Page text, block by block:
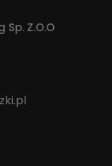
Sp. Z.O.O